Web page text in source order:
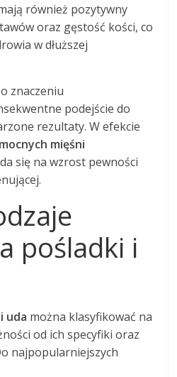
również pozytywny
oraz gęstość kości, co
w dłuższej
znaczeniu
podejście do
rezultaty. W efekcie
mięśni
się na wzrost pewności
pośladki i
uda można klasyfikować na
od ich specyfiki oraz
najpopularniejszych